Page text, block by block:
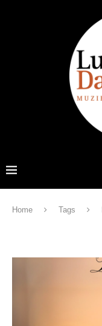
Home Tags